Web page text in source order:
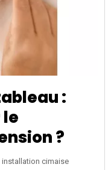
:
?
installation cimaise